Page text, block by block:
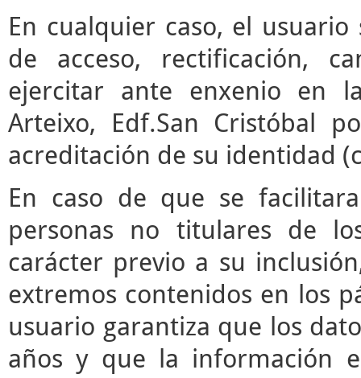
En cualquier caso, el
de acceso, rectificación,
ejercitar ante enxenio en
Arteixo, Edf.San Cristóbal
acreditación de su identidad
En caso de que se
personas no titulares de
carácter previo a su
extremos contenidos en los
usuario garantiza que los
años y que la información